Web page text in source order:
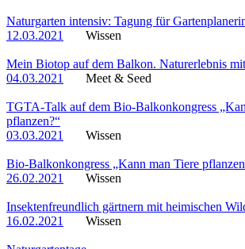
Naturgarten intensiv: Tagung für
12.03.2021
Wissen
Mein Biotop auf dem Balkon. Naturerlebnis
04.03.2021
Meet & Seed
TGTA-Talk auf dem Bio-Balkonkongress
pflanzen?“
03.03.2021
Wissen
Bio-Balkonkongress „Kann man Tiere
26.02.2021
Wissen
Insektenfreundlich gärtnern mit heimischen
16.02.2021
Wissen